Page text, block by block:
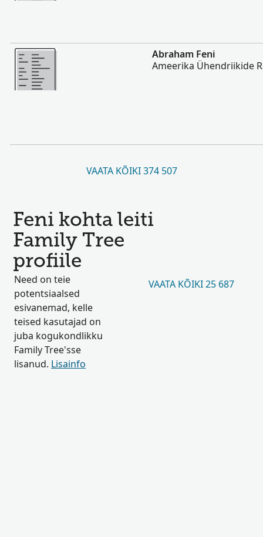
Rohkem
Abraham Feni
Ameerika Ühendriikide
VAATA KÕIKI 374 507
Feni kohta leiti
Family Tree
profiile
Need on teie
potentsiaalsed
esivanemad, kelle
teised kasutajad on
juba kogukondlikku
Family Tree'sse
lisanud. Lisainfo
VAATA KÕIKI 25 687